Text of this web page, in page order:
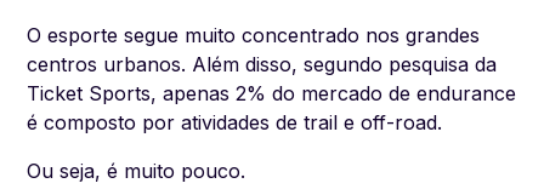
O esporte segue muito concentrado nos grandes
centros urbanos. Além disso, segundo pesquisa da
Ticket Sports, apenas 2% do mercado de endurance
é composto por atividades de trail e off-road.
Ou seja, é muito pouco.